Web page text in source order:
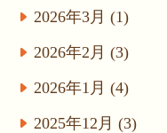
2026年3月 (1)
2026年2月 (3)
2026年1月 (4)
2025年12月 (3)